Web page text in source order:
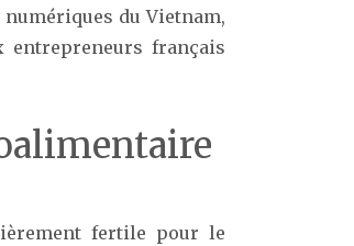
du Vietnam,
entrepreneurs français
fertile pour le